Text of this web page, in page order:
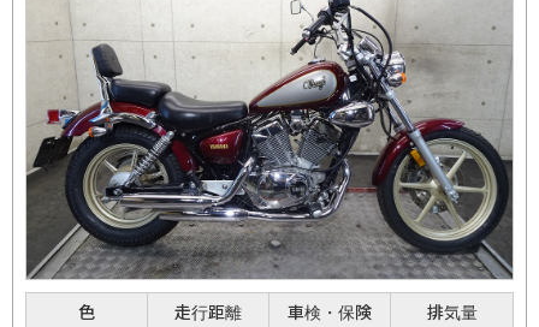
色 走行距離 車検・保険
排気量